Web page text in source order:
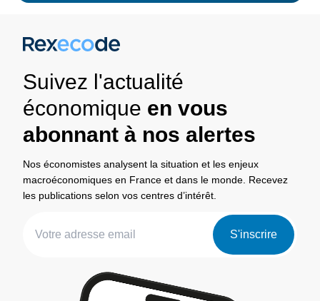
Suivez l'actualité
économique en vous
abonnant à nos alertes
Nos économistes analysent la situation et les enjeux
macroéconomiques en France et dans le monde. Recevez
les publications selon vos centres d’intérêt.
S'inscrire